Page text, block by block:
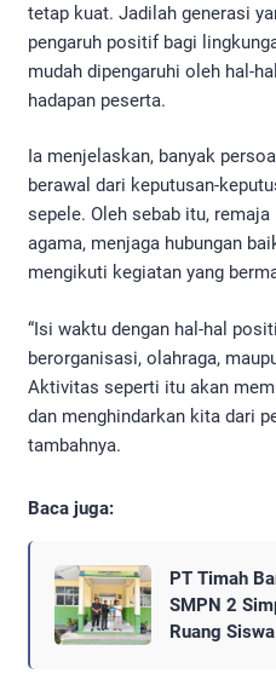
tetap kuat. Jadilah generasi
pengaruh positif bagi
mudah dipengaruhi oleh hal-
hadapan peserta.
Ia menjelaskan, banyak
berawal dari keputusan-
sepele. Oleh sebab itu,
agama, menjaga hubungan
mengikuti kegiatan yang
“Isi waktu dengan hal-hal
berorganisasi, olahraga,
Aktivitas seperti itu akan
dan menghindarkan kita dari
tambahnya.
Baca juga:
PT Timah
SMPN 2
Ruang